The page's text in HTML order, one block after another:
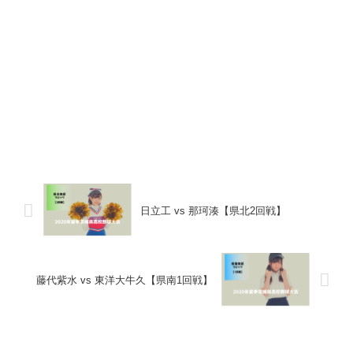
日立工 vs 那珂湊【県北2回戦】
藤代紫水 vs 東洋大牛久【県南1回戦】